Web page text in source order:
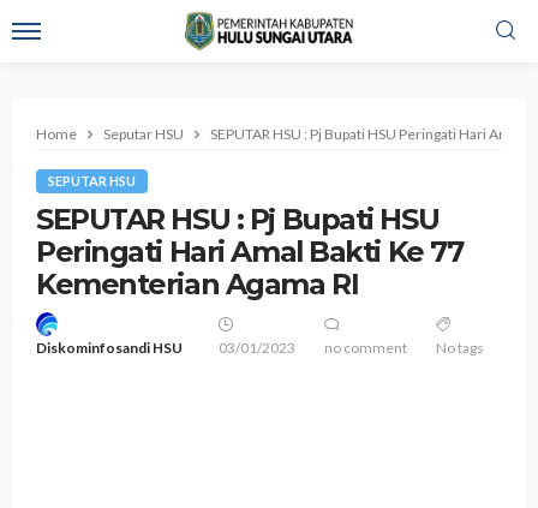
Home Seputar HSU SEPUTAR HSU : Pj Bupati HSU Peringati Hari Amal
SEPUTAR HSU
SEPUTAR HSU : Pj Bupati HSU
Peringati Hari Amal Bakti Ke 77
Kementerian Agama RI
Diskominfosandi HSU 03/01/2023 no comment No tags